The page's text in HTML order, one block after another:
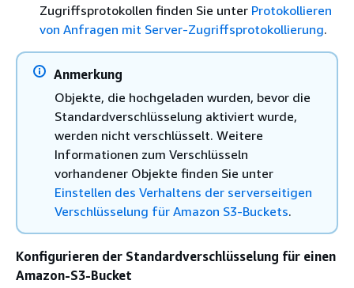
Zugriffsprotokollen finden Sie unter Protokollieren
von Anfragen mit Server-Zugriffsprotokollierung.
Anmerkung
Objekte, die hochgeladen wurden, bevor die
Standardverschlüsselung aktiviert wurde,
werden nicht verschlüsselt. Weitere
Informationen zum Verschlüsseln
vorhandener Objekte finden Sie unter
Einstellen des Verhaltens der serverseitigen
Verschlüsselung für Amazon S3-Buckets.
Konfigurieren der Standardverschlüsselung für einen
Amazon-S3-Bucket